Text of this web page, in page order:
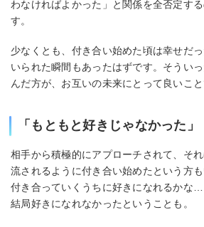
わなければよかった」と関係を全否定す
す。
少なくとも、付き合い始めた頃は幸せだ
いられた瞬間もあったはずです。そうい
んだ方が、お互いの未来にとって良いこと
「もともと好きじゃなかった」
相手から積極的にアプローチされて、そ
流されるように付き合い始めたという方も
付き合っていくうちに好きになれるかな…
結局好きになれなかったということも。